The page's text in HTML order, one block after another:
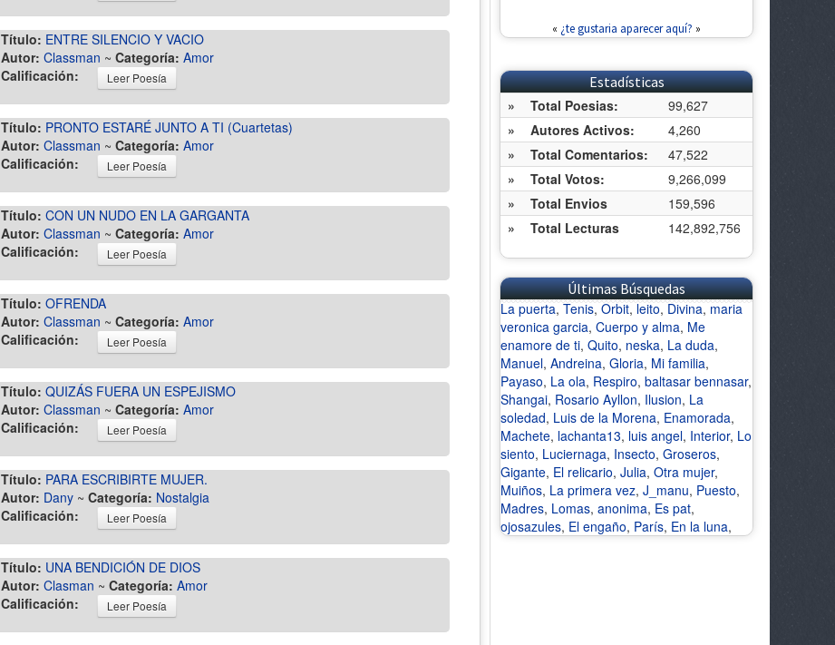
Título: ENTRE SILENCIO Y VACIO
Autor: Classman ~ Categoría: Amor
Calificación:
Leer Poesía
Título: PRONTO ESTARÉ JUNTO A TI (Cuartetas)
Autor: Classman ~ Categoría: Amor
Calificación:
Leer Poesía
Título: CON UN NUDO EN LA GARGANTA
Autor: Classman ~ Categoría: Amor
Calificación:
Leer Poesía
Título: OFRENDA
Autor: Classman ~ Categoría: Amor
Calificación:
Leer Poesía
Título: QUIZÁS FUERA UN ESPEJISMO
Autor: Classman ~ Categoría: Amor
Calificación:
Leer Poesía
Título: PARA ESCRIBIRTE MUJER.
Autor: Dany ~ Categoría: Nostalgia
Calificación:
Leer Poesía
Título: UNA BENDICIÓN DE DIOS
Autor: Clasman ~ Categoría: Amor
Calificación:
Leer Poesía
« ¿te gustaria aparecer aquí? »
Estadísticas
»
Total Poesias:
99,627
»
Autores Activos:
4,260
»
Total Comentarios:
47,522
»
Total Votos:
9,266,099
»
Total Envios
159,596
»
Total Lecturas 142,892,756
Últimas Búsquedas
La puerta, Tenis, Orbit, leito, Divina, maria
veronica garcia, Cuerpo y alma, Me
enamore de ti, Quito, neska, La duda,
Manuel, Andreina, Gloria, Mi familia,
Payaso, La ola, Respiro, baltasar bennasar,
Shangai, Rosario Ayllon, Ilusion, La
soledad, Luis de la Morena, Enamorada,
Machete, lachanta13, luis angel, Interior, Lo
siento, Luciernaga, Insecto, Groseros,
Gigante, El relicario, Julia, Otra mujer,
Muiños, La primera vez, J_manu, Puesto,
Madres, Lomas, anonima, Es pat,
ojosazules, El engaño, París, En la luna,